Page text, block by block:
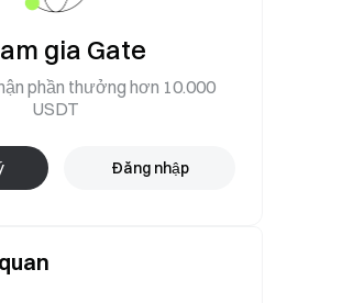
gia Gate
phần thưởng hơn 10.000
USDT
Đăng nhập